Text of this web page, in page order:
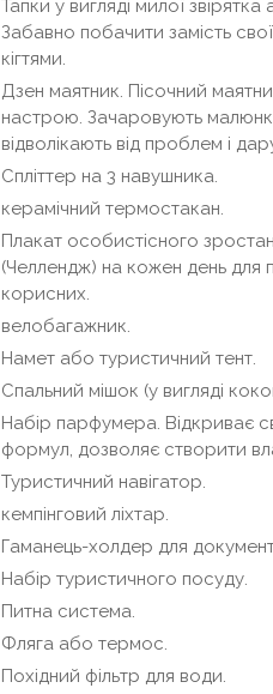
Тапки у вигляді милої
Забавно побачити замість
кігтями.
Дзен маятник. Пісочний
настрою. Зачаровують
відволікають від проблем і
Спліттер на 3 навушника.
керамічний термостакан.
Плакат особистісного
(Челлендж) на кожен день для
корисних.
велобагажник.
Намет або туристичний тент.
Спальний мішок (у вигляді
Набір парфумера. Відкриває
формул, дозволяє створити
Туристичний навігатор.
кемпінговий ліхтар.
Гаманець-холдер для
Набір туристичного посуду.
Питна система.
Фляга або термос.
Похідний фільтр для води.